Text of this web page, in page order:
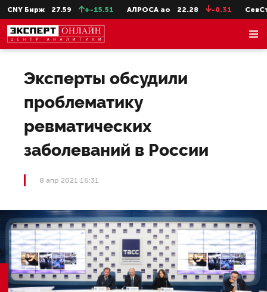
Бирж 27.59 +-15.51 АЛРОСА ао 22.28 -0.31 СевСт-ао
Эксперты обсудили
проблематику
ревматических
заболеваний в России
8 апр 2021 16:31